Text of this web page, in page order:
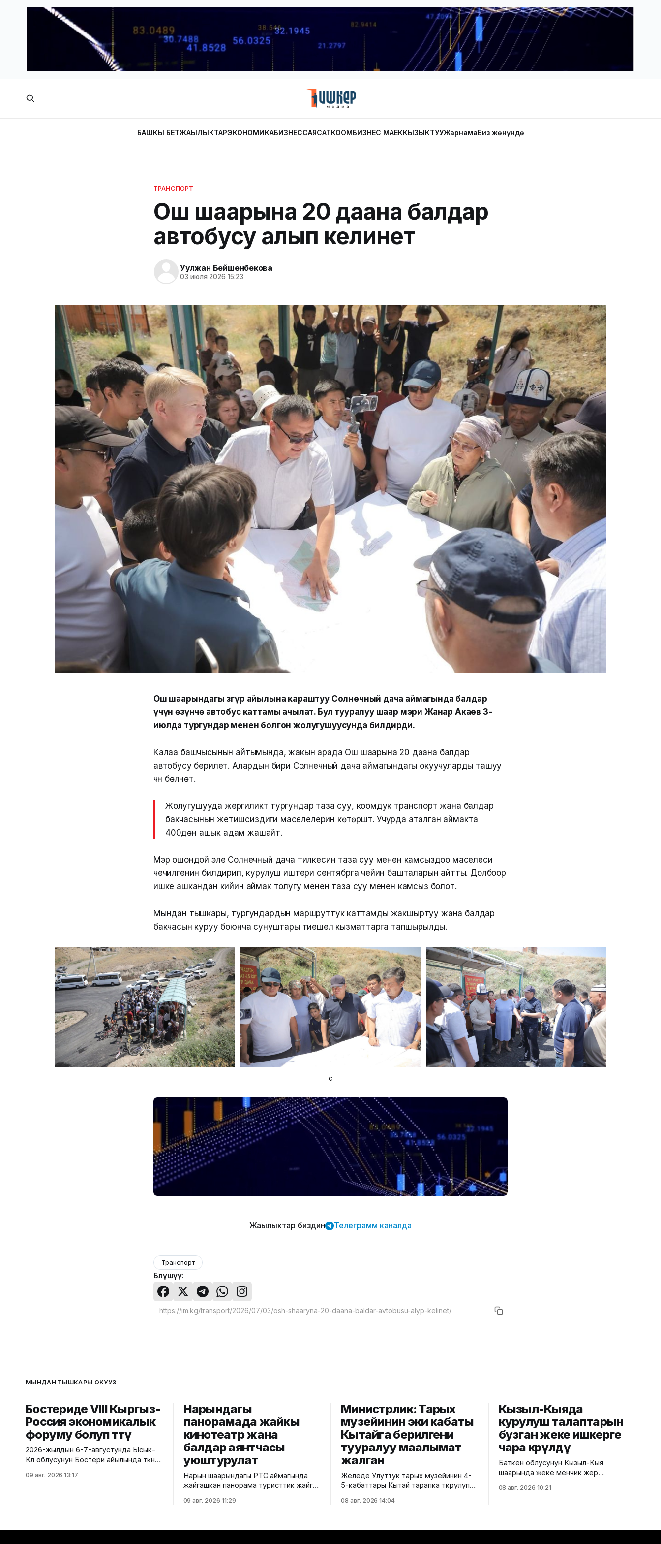
БАШКЫ БЕТЖАҢЫЛЫКТАРЭКОНОМИКАБИЗНЕССАЯСАТКООМБИЗНЕС МАЕККЫЗЫКТУУЖарнамаБиз жөнүндө
ТРАНСПОРТ
Ош шаарына 20 даана балдар
автобусу алып келинет
Уулжан Бейшенбекова
03 июля 2026 15:23
Ош шаарындагы Өзгүр айылына караштуу Солнечный дача аймагында балдар
үчүн өзүнчө автобус каттамы ачылат. Бул тууралуу шаар мэри Жанар Акаев 3-
июлда тургундар менен болгон жолугушуусунда билдирди.
Калаа башчысынын айтымында, жакын арада Ош шаарына 20 даана балдар
автобусу берилет. Алардын бири Солнечный дача аймагындагы окуучуларды ташуу
үчүн бөлүнөт.
Жолугушууда жергиликтүү тургундар таза суу, коомдук транспорт жана балдар
бакчасынын жетишсиздиги маселелерин көтөрүштү. Учурда аталган аймакта
400дөн ашык адам жашайт.
Мэр ошондой эле Солнечный дача тилкесин таза суу менен камсыздоо маселеси
чечилгенин билдирип, курулуш иштери сентябрга чейин башталарын айтты. Долбоор
ишке ашкандан кийин аймак толугу менен таза суу менен камсыз болот.
Мындан тышкары, тургундардын маршруттук каттамды жакшыртуу жана балдар
бакчасын куруу боюнча сунуштары тиешелүү кызматтарга тапшырылды.
с
Жаңылыктар биздин Телеграмм каналда
Транспорт
Бөлүшүү:
МЫНДАН ТЫШКАРЫ ОКУҢУЗ
Бостериде VIII Кыргыз-
Россия экономикалык
форуму болуп өттү
2026-жылдын 6-7-августунда Ысык-
Көл облусунун Бостери айылында өткөн
форуму болуп өтту. Иш-чара Евразия
ишканаларынын, өнүктүрүү
09 авг. 2026 13:17
Нарындагы
панорамада жайкы
кинотеатр жана
балдар аянтчасы
уюштурулат
Нарын шаарындагы РТС аймагында
жайгашкан панорама туристтик жайга
мэриясынан билдиришти. Маалыматка
09 авг. 2026 11:29
Министрлик: Тарых
музейинин эки кабаты
Кытайга берилгени
тууралуу маалымат
жалган
Желеде Улуттук тарых музейинин 4-
5-кабаттары Кытай тарапка өткөрүлүп
маалыматтын чындыкка дал келбесин
08 авг. 2026 14:04
Кызыл-Кыяда
курулуш талаптарын
бузган жеке ишкерге
чара көрүлдү
Баткен облусунун Кызыл-Кыя
шаарында жеке менчик жер
кабаттуу соода борборунун
коммуналдык чарба министрлигинин
08 авг. 2026 10:21